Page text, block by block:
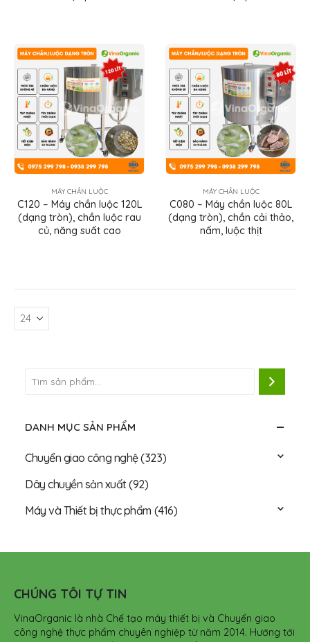
MÁY CHẦN LUỘC
C120 – Máy chần luộc 120L
(dạng tròn), chần luộc rau
củ, năng suất cao
MÁY CHẦN LUỘC
C080 – Máy chần luộc 80L
(dạng tròn), chần cải thảo,
nấm, luộc thịt
DANH MỤC SẢN PHẨM
Chuyển giao công nghệ(323)
Dây chuyền sản xuất(92)
Máy và Thiết bị thực phẩm (416)
CHÚNG TÔI TỰ TIN
VinaOrganic là nhà Chế tạo máy thiết bị và Chuyển giao
công nghệ thực phẩm chuyên nghiệp từ năm 2014. Hướng tới